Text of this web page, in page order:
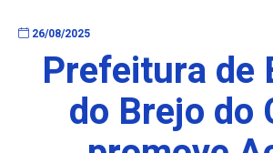
26/08/2025
Prefeitura de
do Brejo do